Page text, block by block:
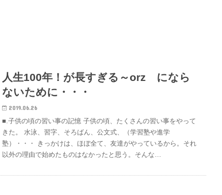
人生100年！が長すぎる～orz になら
ないために・・・
2019.06.26
■.子供の頃の習い事の記憶 子供の頃、たくさんの習い事をやって
きた。 水泳、習字、そろばん、公文式、（学習塾や進学
塾）・・・ きっかけは、ほぼ全て、友達がやっているから。それ
以外の理由で始めたものはなかったと思う。そんな…